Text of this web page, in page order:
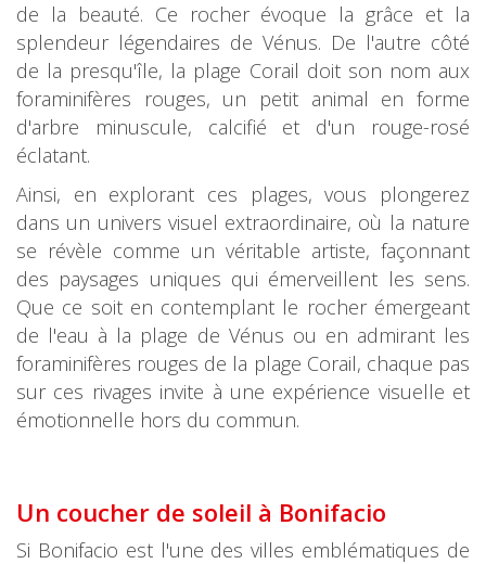
de la beauté. Ce rocher évoque la grâce et la
splendeur légendaires de Vénus. De l'autre côté
de la presqu'île, la plage Corail doit son nom aux
foraminifères rouges, un petit animal en forme
d'arbre minuscule, calcifié et d'un rouge-rosé
éclatant.
Ainsi, en explorant ces plages, vous plongerez
dans un univers visuel extraordinaire, où la nature
se révèle comme un véritable artiste, façonnant
des paysages uniques qui émerveillent les sens.
Que ce soit en contemplant le rocher émergeant
de l'eau à la plage de Vénus ou en admirant les
foraminifères rouges de la plage Corail, chaque pas
sur ces rivages invite à une expérience visuelle et
émotionnelle hors du commun.
Un coucher de soleil à Bonifacio
Si Bonifacio est l'une des villes emblématiques de